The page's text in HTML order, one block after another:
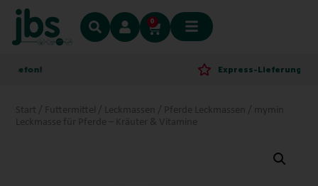
0
Express-Lieferung!
Start Futtermittel Leckmassen Pferde Leckmassen
/ mymin
Leckmasse für Pferde – Kräuter & Vitamine